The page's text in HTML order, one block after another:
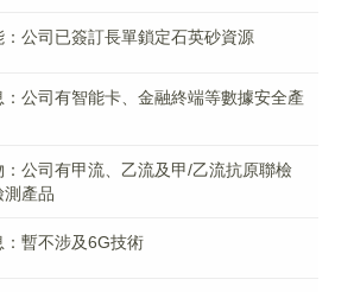
：公司已簽訂長單鎖定石英砂資源
：公司有智能卡、金融終端等數據安全產
：公司有甲流、乙流及甲/乙流抗原聯檢
測產品
：暫不涉及6G技術